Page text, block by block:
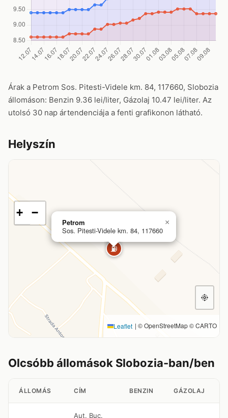
Árak a Petrom Sos. Pitesti-Videle km. 84, 117660, Slobozia
állomáson: Benzin 9.36 lei/liter, Gázolaj 10.47 lei/liter. Az
utolsó 30 nap ártendenciája a fenti grafikonon látható.
Helyszín
⛽
Petrom
Sos. Pitesti-Videle km. 84, 117660
×
+ −
Leaflet | © OpenStreetMap © CARTO
Olcsóbb állomások Slobozia-ban/ben
ÁLLOMÁS CÍM BENZIN GÁZOLAJ
Aut. Buc.